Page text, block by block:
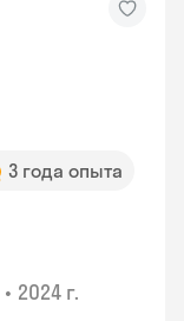
3 года опыта
• 2024 г.